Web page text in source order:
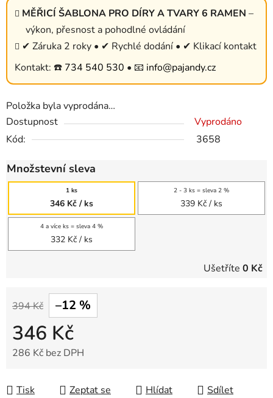
MĚŘICÍ ŠABLONA PRO DÍRY A TVARY 6 RAMEN –
výkon, přesnost a pohodlné ovládání
✔ Záruka 2 roky • ✔ Rychlé dodání • ✔ Klikací kontakt
Kontakt: ☎️ 734 540 530 • 📧 info@pajandy.cz
Položka byla vyprodána…
Dostupnost
Vyprodáno
Kód:
3658
Množstevní sleva
1 ks
346 Kč / ks
2 - 3 ks = sleva 2 %
339 Kč / ks
4 a více ks = sleva 4 %
332 Kč / ks
Ušetříte 0 Kč
394 Kč –12 %
346 Kč
286 Kč bez DPH
Tisk
Zeptat se Hlídat Sdílet